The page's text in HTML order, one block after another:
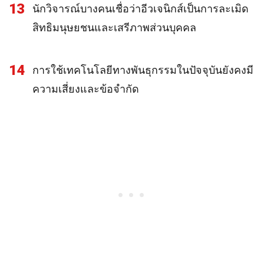
13
นักวิจารณ์บางคนเชื่อว่าอีวเจนิกส์เป็นการละเมิด
สิทธิมนุษยชนและเสรีภาพส่วนบุคคล
14
การใช้เทคโนโลยีทางพันธุกรรมในปัจจุบันยังคงมี
ความเสี่ยงและข้อจำกัด